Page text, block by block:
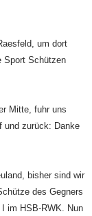
um dort
Sport Schützen
Mitte, fuhr uns
und zurück: Danke
bisher sind wir
des Gegners
im HSB-RWK. Nun